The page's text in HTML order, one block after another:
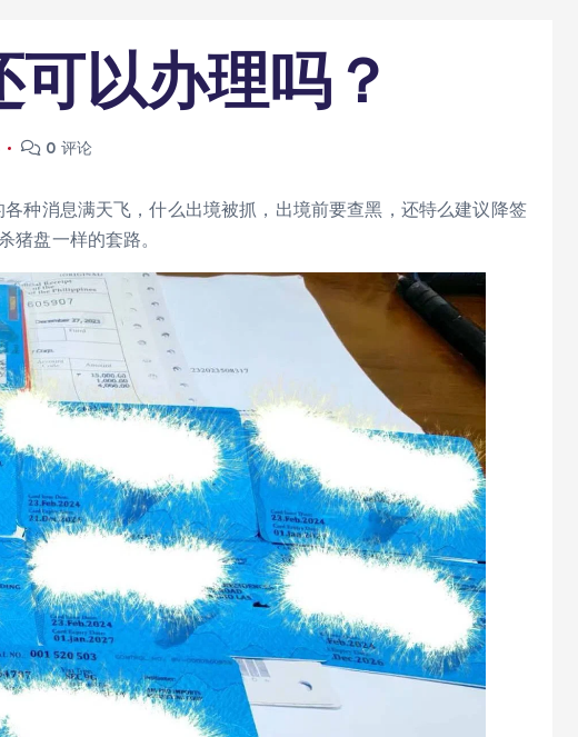
以办理吗？
0 评论
种消息满天飞，什么出境被抓，出境前要查黑，还特么建议降签
猪盘一样的套路。